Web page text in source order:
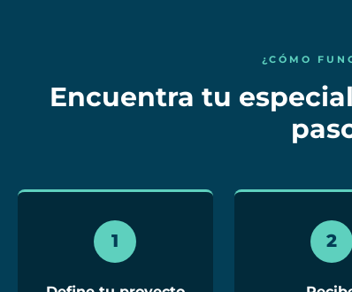
¿CÓMO
Encuentra tu
1 2